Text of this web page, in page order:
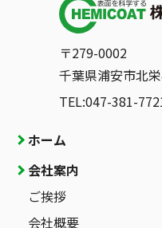
〒279-0002
千葉県浦安市北
TEL:047-381-
ホーム
会社案内
ご挨拶
会社概要